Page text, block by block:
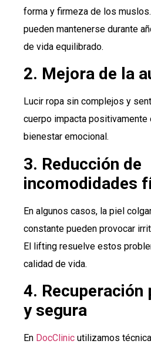
forma y firmeza de los
pueden mantenerse durante
de vida equilibrado.
2. Mejora de la
Lucir ropa sin complejos y
cuerpo impacta positivamente
bienestar emocional.
3. Reducción de
incomodidades
En algunos casos, la piel
constante pueden provocar
El lifting resuelve estos
calidad de vida.
4. Recuperación
y segura
En DocClinic utilizamos